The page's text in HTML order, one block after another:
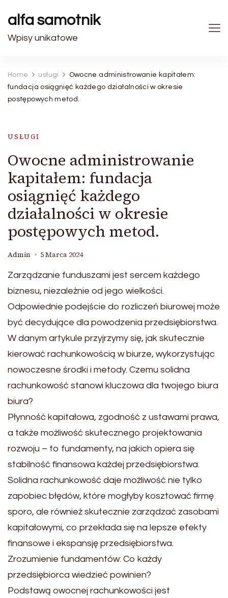
alfa samotnik
Wpisy unikatowe
Home usługi
Owocne administrowanie kapitałem:
fundacja osiągnięć każdego działalności w okresie
postępowych metod.
USŁUGI
Owocne administrowanie
kapitałem: fundacja
osiągnięć każdego
działalności w okresie
postępowych metod.
Admin 5 Marca 2024
Zarządzanie funduszami jest sercem każdego
biznesu, niezależnie od jego wielkości.
Odpowiednie podejście do rozliczeń biurowej może
być decydujące dla powodzenia przedsiębiorstwa.
W danym artykule przyjrzymy się, jak skutecznie
kierować rachunkowością w biurze, wykorzystując
nowoczesne środki i metody. Czemu solidna
rachunkowość stanowi kluczowa dla twojego biura
biura?
Płynność kapitałowa, zgodność z ustawami prawa,
a także możliwość skutecznego projektowania
rozwoju – to fundamenty, na jakich opiera się
stabilność finansowa każdej przedsiębiorstwa.
Solidna rachunkowość daje możliwość nie tylko
zapobiec błędów, które mogłyby kosztować firmę
sporo, ale również skutecznie zarządzać zasobami
kapitałowymi, co przekłada się na lepsze efekty
finansowe i ekspansję przedsiębiorstwa.
Zrozumienie fundamentów: Co każdy
przedsiębiorca wiedzieć powinien?
Podstawą owocnej rachunkowości jest